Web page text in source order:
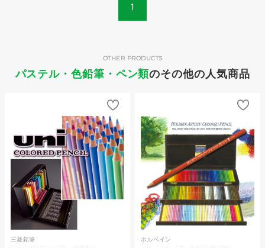
1
パステル・色鉛筆・ペン類のその他の人気商品
OTHER PRODUCTS
三菱鉛筆 ホルベイン